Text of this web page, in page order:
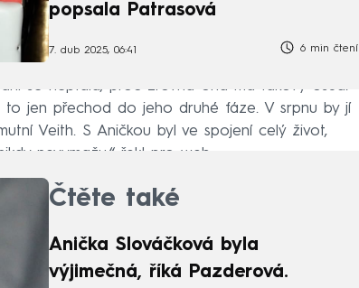
popsala Patrasová
7. dub 2025, 06:41 6 min čtení
se neptala, proč zrovna ona má takový osud.
to jen přechod do jeho druhé fáze. V srpnu by jí
Veith. S Aničkou byl ve spojení celý život,
nevymažu,“ řekl pro web.
Čtěte také
Anička Slováčková byla
výjimečná, říká Pazderová.